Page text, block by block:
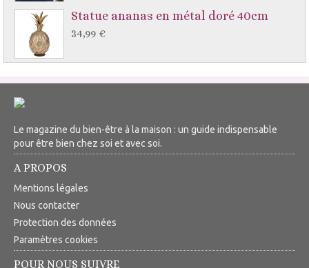
Statue ananas en métal doré 40cm
34,99 €
Le magazine du bien-être à la maison : un guide indispensable
pour être bien chez soi et avec soi.
A PROPOS
Mentions légales
Nous contacter
Protection des données
Paramètres cookies
POUR NOUS SUIVRE